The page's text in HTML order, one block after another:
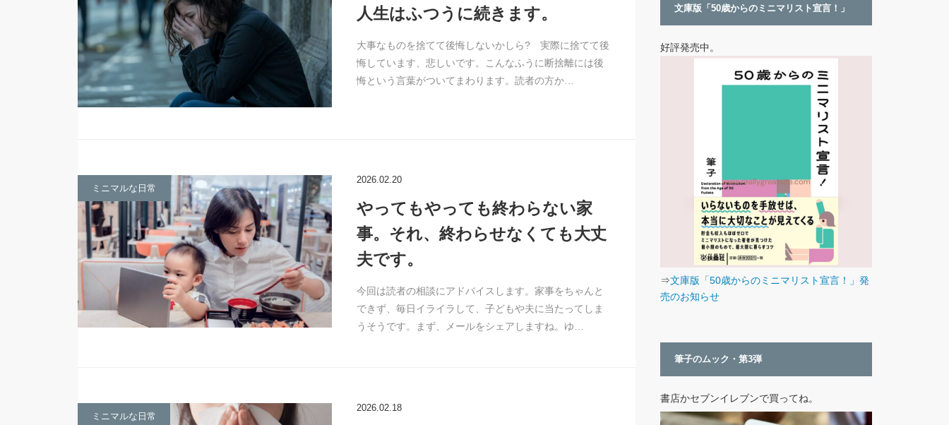
人生はふつうに続きます。
大事なものを捨てて後悔しないかしら? 実際に捨てて後
悔しています、悲しいです。こんなふうに断捨離には後
悔という言葉がついてまわります。読者の方か…
ミニマルな日常
2026.02.20
やってもやっても終わらない家
事。それ、終わらせなくても大丈
夫です。
今回は読者の相談にアドバイスします。家事をちゃんと
できず、毎日イライラして、子どもや夫に当たってしま
うそうです。まず、メールをシェアしますね。ゆ…
ミニマルな日常
2026.02.18
文庫版「50歳からのミニマリスト宣言！」
好評発売中。
⇒文庫版「50歳からのミニマリスト宣言！」発
売のお知らせ
筆子のムック・第3弾
書店かセブンイレブンで買ってね。